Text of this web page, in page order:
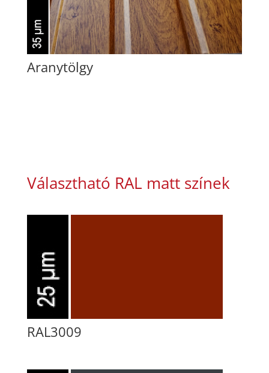
Aranytölgy
Választható RAL matt színek
RAL3009